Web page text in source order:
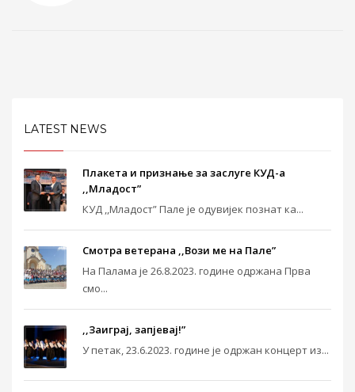
LATEST NEWS
Плакета и признање за заслуге КУД-а
,,Младост”
КУД ,,Младост” Пале је одувијек познат ка...
Смотра ветерана ,,Вози ме на Пале”
На Палама је 26.8.2023. године одржана Прва
смо...
,,Заиграј, запјевај!”
У петак, 23.6.2023. године је одржан концерт из...